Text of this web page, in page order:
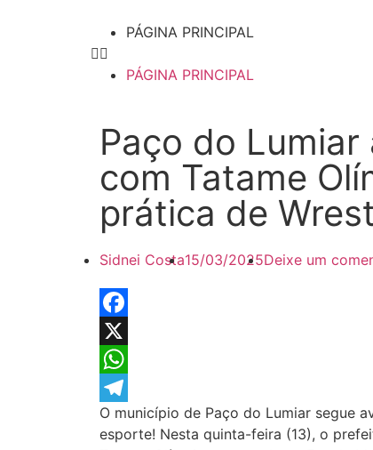
PÁGINA PRINCIPAL
PÁGINA PRINCIPAL
Paço do
com Tatame
prática de
Sidnei Costa15/03/2025Deixe um
Facebook
X
WhatsApp
Telegram
O município de Paço do Lumiar segue
esporte! Nesta quinta-feira (13), o